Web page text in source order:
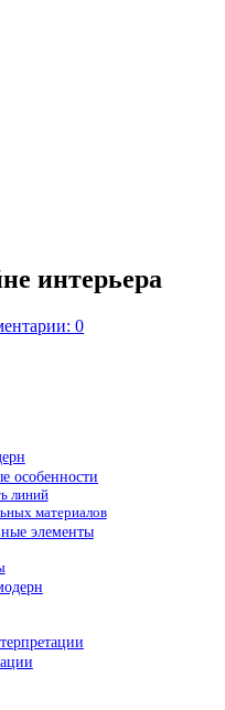
интерьера
0
особенности
линий
материалов
элементы